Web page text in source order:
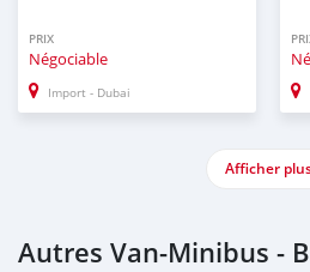
PRIX
Négociable
Import - Dubai
Afficher
Autres Van‒Minibus -